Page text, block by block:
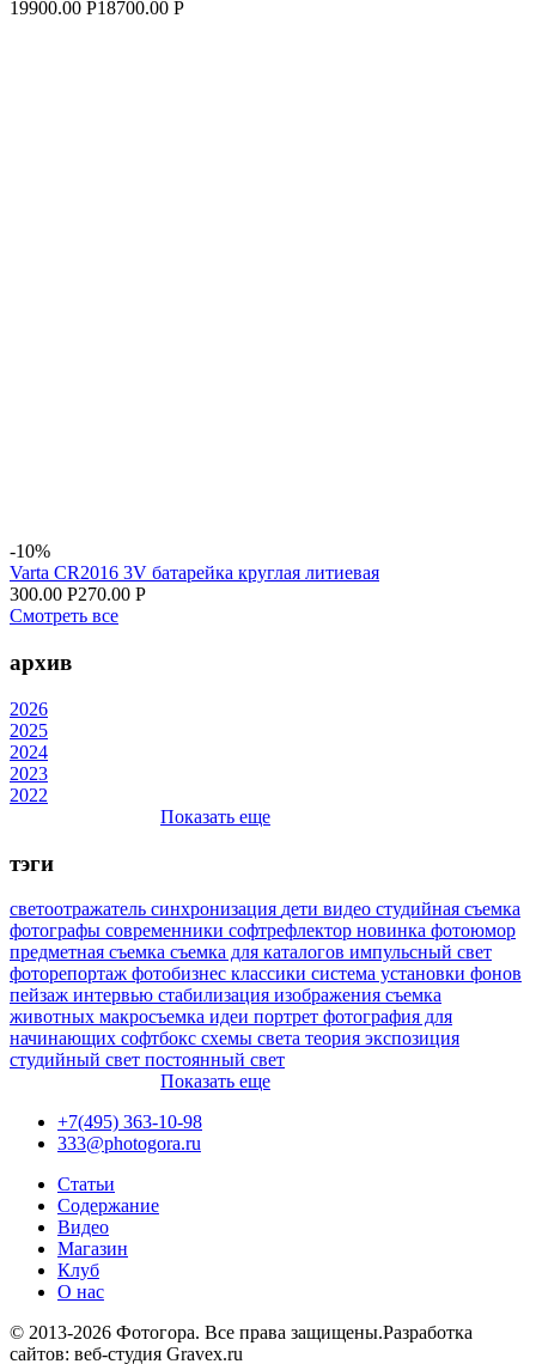
19900.00 Р18700.00 Р
-10%
Varta CR2016 3V батарейка круглая литиевая
300.00 Р270.00 Р
Смотреть все
архив
2026
2025
2024
2023
2022
Показать еще
тэги
светоотражатель синхронизация дети видео студийная съемка
фотографы современники софтрефлектор новинка фотоюмор
предметная съемка съемка для каталогов импульсный свет
фоторепортаж фотобизнес классики система установки фонов
пейзаж интервью стабилизация изображения съемка
животных макросъемка идеи портрет фотография для
начинающих софтбокс схемы света теория экспозиция
студийный свет постоянный свет
Показать еще
+7(495) 363-10-98
333@photogora.ru
Статьи
Содержание
Видео
Магазин
Клуб
О нас
© 2013-2026 Фотогора. Все права защищены.Разработка
сайтов: веб-студия Gravex.ru